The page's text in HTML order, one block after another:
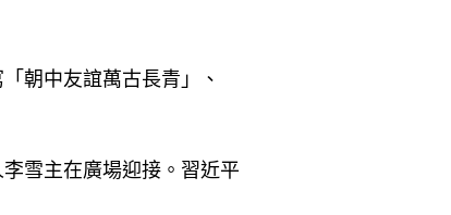
朝中友誼萬古長青」、
雪主在廣場迎接。習近平